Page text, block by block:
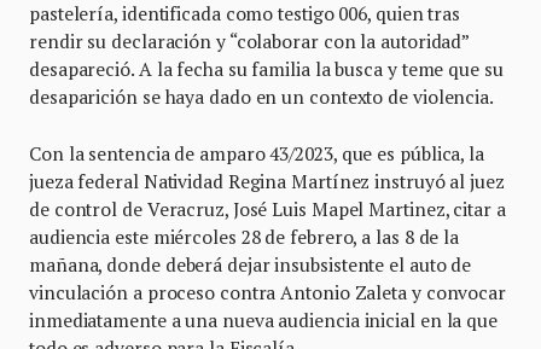
pastelería, identificada como testigo 006, quien tras
rendir su declaración y “colaborar con la autoridad”
desapareció. A la fecha su familia la busca y teme que su
desaparición se haya dado en un contexto de violencia.
Con la sentencia de amparo 43/2023, que es pública, la
jueza federal Natividad Regina Martínez instruyó al juez
de control de Veracruz, José Luis Mapel Martinez, citar a
audiencia este miércoles 28 de febrero, a las 8 de la
mañana, donde deberá dejar insubsistente el auto de
vinculación a proceso contra Antonio Zaleta y convocar
inmediatamente a una nueva audiencia inicial en la que